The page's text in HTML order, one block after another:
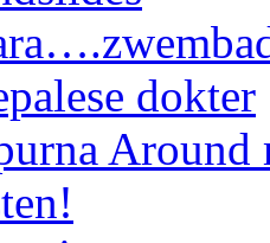
dokter